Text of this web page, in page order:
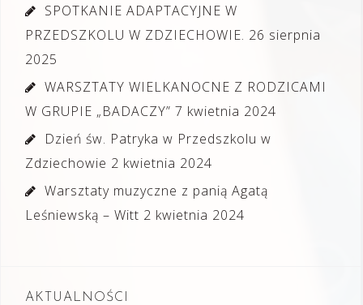
SPOTKANIE ADAPTACYJNE W
PRZEDSZKOLU W ZDZIECHOWIE. 26 sierpnia
2025
WARSZTATY WIELKANOCNE Z RODZICAMI
W GRUPIE „BADACZY” 7 kwietnia 2024
Dzień św. Patryka w Przedszkolu w
Zdziechowie 2 kwietnia 2024
Warsztaty muzyczne z panią Agatą
Leśniewską – Witt 2 kwietnia 2024
AKTUALNOŚCI